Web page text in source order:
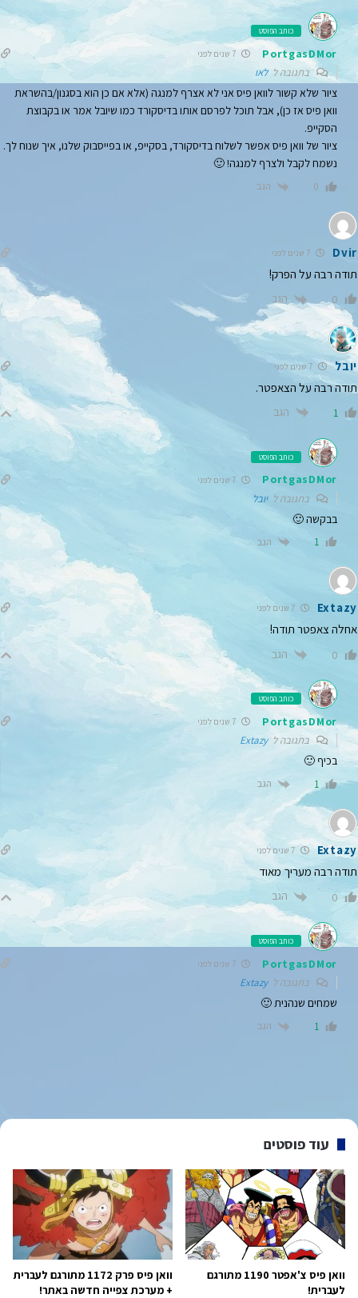
כותב הפוסט
PortgasDMor
בתגובה ללאו
ציור שלא קשור לוואן פיס אני לא אצרף למנגה (אלא אם כן הוא בסגנון/בהשראת
וואן פיס אז כן), אבל תוכל לפרסם אותו בדיסקורד כמו שיובל אמר או בקבוצת
הסקייפ.
ציור של וואן פיס אפשר לשלוח בדיסקורד, בסקייפ, או בפייסבוק שלנו, איך שנוח לך.
נשמח לקבל ולצרף למנגה! 🙂
0 הגב
Dvir
תודה רבה על הפרק!
0 הגב
יובל
תודה רבה על הצאפטר.
1 הגב
כותב הפוסט
PortgasDMor
בתגובה ליובל
בבקשה 🙂
1 הגב
Extazy
אחלה צאפטר תודה!
0 הגב
כותב הפוסט
PortgasDMor
בתגובה לExtazy
בכיף 🙂
1 הגב
Extazy
תודה רבה מעריך מאוד
0 הגב
כותב הפוסט
PortgasDMor
בתגובה לExtazy
שמחים שנהנית 🙂
1 הגב
עוד פוסטים
וואן פיס צ'אפטר 1190 מתורגם
לעברית!
וואן פיס פרק 1172 מתורגם לעברית
+ מערכת צפייה חדשה באתר!